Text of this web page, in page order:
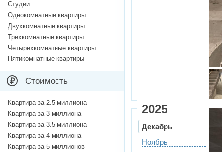
2025
Декабрь
Ноябрь
Студии
Однокомнатные квартиры
Двухкомнатные квартиры
Трехкомнатные квартиры
Четырехкомнатные квартиры
Пятикомнатные квартиры
Стоимость
Квартира за 2.5 миллиона
Квартира за 3 миллиона
Квартира за 3.5 миллиона
Квартира за 4 миллиона
Квартира за 5 миллионов